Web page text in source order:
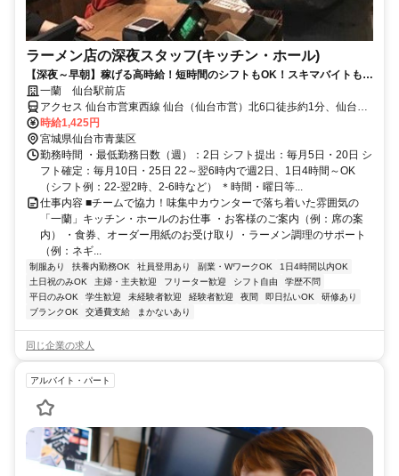
ラーメン店の深夜スタッフ(キッチン・ホール)
【深夜～早朝】稼げる高時給！短時間のシフトもOK！スキマバイトも日
払いも可・髪色自由！
一蘭 仙台駅前店
アクセス 仙台市営東西線 仙台（仙台市営）北6口徒歩約1分、仙台市
営南北線 仙台（仙台市営）北6口徒歩約1分、ＪＲ仙石線 あおば通エ
レベータ出入口徒歩約2分
時給1,425円
宮城県仙台市青葉区
勤務時間 ・最低勤務日数（週）：2日 シフト提出：毎月5日・20日 シ
フト確定：毎月10日・25日 22～翌6時内で週2日、1日4時間～OK
（シフト例：22-翌2時、2-6時など） ＊時間・曜日等...
仕事内容 ■チームで協力！味集中カウンターで落ち着いた雰囲気の
「一蘭」キッチン・ホールのお仕事 ・お客様のご案内（例：席の案
内） ・食券、オーダー用紙のお受け取り ・ラーメン調理のサポート
（例：ネギ...
制服あり 扶養内勤務OK 社員登用あり 副業・WワークOK
1日4時間以内OK
土日祝のみOK
主婦・主夫歓迎 フリーター歓迎 シフト自由
学歴不問
平日のみOK
学生歓迎 未経験者歓迎 経験者歓迎 夜間 即日払いOK
研修あり
ブランクOK
交通費支給 まかないあり
同じ企業の求人
アルバイト・パート